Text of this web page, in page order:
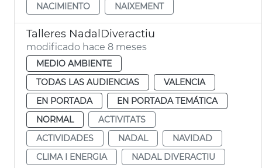
NACIMIENTO
NAIXEMENT
Talleres NadalDiveractiu
modificado hace 8 meses
MEDIO AMBIENTE
TODAS LAS AUDIENCIAS
VALENCIA
EN PORTADA
EN PORTADA TEMÁTICA
NORMAL
ACTIVITATS
ACTIVIDADES
NADAL
NAVIDAD
CLIMA I ENERGIA
NADAL DIVERACTIU